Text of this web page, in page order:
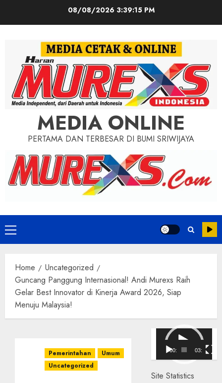
08/08/2026 3:39:17 PM
MEDIA ONLINE
PERTAMA DAN TERBESAR DI BUMI SRIWIJAYA
Primary
Menu
Home
Uncategorized
Guncang Panggung Internasional! Andi Murexs Raih
Gelar Best Innovator di Kinerja Award 2026, Siap
Menuju Malaysia!
Pemerintahan
Umum
Uncategorized
Pemutar
Video
00:00 03:08
Site Statistics